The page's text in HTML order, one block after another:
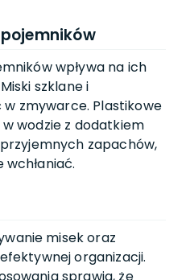
wpływa na ich
szklane i
zmywarce. Plastikowe
wodzie z dodatkiem
zapachów,
misek oraz
organizacji.